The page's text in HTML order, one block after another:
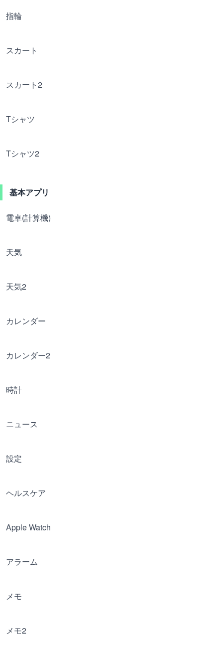
指輪
スカート
スカート2
Tシャツ
Tシャツ2
基本アプリ
電卓(計算機)
天気
天気2
カレンダー
カレンダー2
時計
ニュース
設定
ヘルスケア
Apple Watch
アラーム
メモ
メモ2